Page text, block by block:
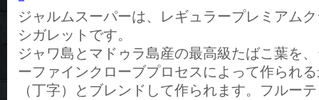
ジャルムスーパーは、レギュラープレミアム
シガレットです。
ジャワ島とマドゥラ島産の最高級たばこ葉を
ーファインクローブプロセスによって作られ
（丁字）とブレンドして作られます。フルー